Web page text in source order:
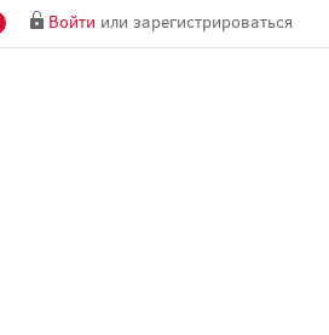
Войти или зарегистрироваться